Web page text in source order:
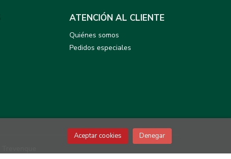
ATENCIÓN AL CLIENTE
Quiénes somos
Pedidos especiales
Aceptar cookies Denegar